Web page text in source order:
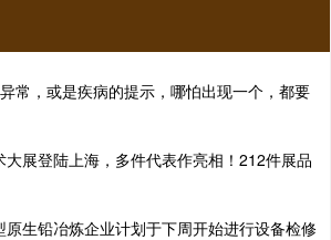
常，或是疾病的提示，哪怕出现一个，都要
展登陆上海，多件代表作亮相！212件展品
生铅冶炼企业计划于下周开始进行设备检修